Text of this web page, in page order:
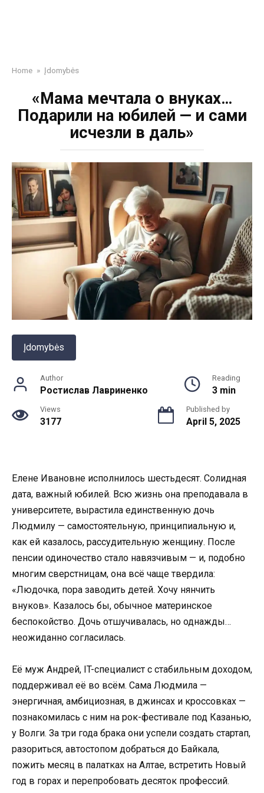
Home » Įdomybės
«Мама мечтала о внуках…
Подарили на юбилей — и сами
исчезли в даль»
Įdomybės
Author
Ростислав Лавриненко
Reading
3 min
Views
3177
Published by
April 5, 2025
Елене Ивановне исполнилось шестьдесят. Солидная
дата, важный юбилей. Всю жизнь она преподавала в
университете, вырастила единственную дочь
Людмилу — самостоятельную, принципиальную и,
как ей казалось, рассудительную женщину. После
пенсии одиночество стало навязчивым — и, подобно
многим сверстницам, она всё чаще твердила:
«Людочка, пора заводить детей. Хочу нянчить
внуков». Казалось бы, обычное материнское
беспокойство. Дочь отшучивалась, но однажды…
неожиданно согласилась.
Её муж Андрей, IT-специалист с стабильным доходом,
поддерживал её во всём. Сама Людмила —
энергичная, амбициозная, в джинсах и кроссовках —
познакомилась с ним на рок-фестивале под Казанью,
у Волги. За три года брака они успели создать стартап,
разориться, автостопом добраться до Байкала,
пожить месяц в палатках на Алтае, встретить Новый
год в горах и перепробовать десяток профессий.